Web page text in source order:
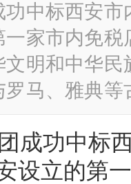
中标西安
家市内免
明和中华
罗马、雅典
成功中标
设立的第